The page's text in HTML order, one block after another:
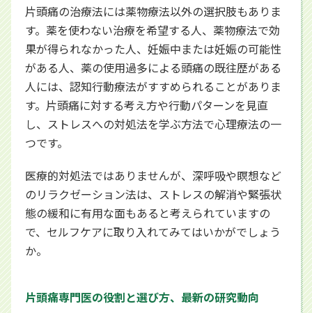
片頭痛の治療法には薬物療法以外の選択肢もありま
す。薬を使わない治療を希望する人、薬物療法で効
果が得られなかった人、妊娠中または妊娠の可能性
がある人、薬の使用過多による頭痛の既往歴がある
人には、認知行動療法がすすめられることがありま
す。片頭痛に対する考え方や行動パターンを見直
し、ストレスへの対処法を学ぶ方法で心理療法の一
つです。
医療的対処法ではありませんが、深呼吸や瞑想など
のリラクゼーション法は、ストレスの解消や緊張状
態の緩和に有用な面もあると考えられていますの
で、セルフケアに取り入れてみてはいかがでしょう
か。
片頭痛専門医の役割と選び方、最新の研究動向